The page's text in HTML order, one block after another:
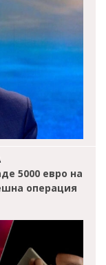
5000 евро на
операция